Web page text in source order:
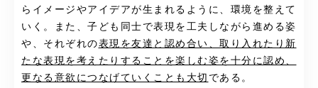
らイメージやアイデアが生まれるように、環境を整えて
いく。また、子ども同士で表現を工夫しながら進める姿
や、それぞれの表現を友達と認め合い、取り入れたり新
たな表現を考えたりすることを楽しむ姿を十分に認め、
更なる意欲につなげていくことも大切 である。